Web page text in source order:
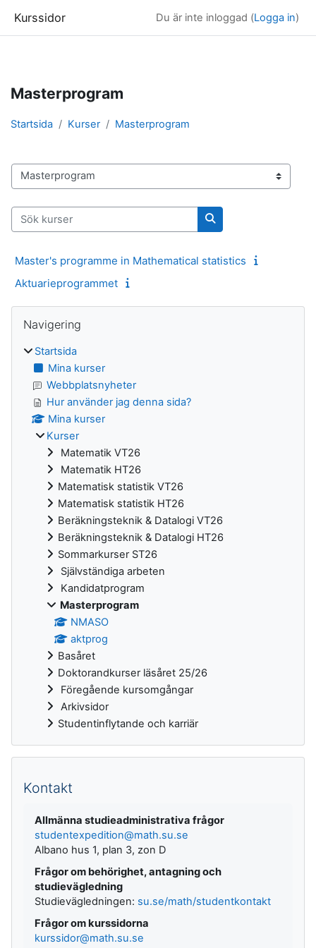
Kurssidor Du är inte inloggad (Logga in)
Masterprogram
Startsida Kurser Masterprogram
Kurskategorier
Sök kurser
Sök kurser
Master's programme in Mathematical statistics
Aktuarieprogrammet
Block
Navigering
Startsida
Mina kurser
Webbplatsnyheter
Hur använder jag denna sida?
Mina kurser
Kurser
Matematik VT26
Matematik HT26
Matematisk statistik VT26
Matematisk statistik HT26
Beräkningsteknik & Datalogi VT26
Beräkningsteknik & Datalogi HT26
Sommarkurser ST26
Självständiga arbeten
Kandidatprogram
Masterprogram
NMASO
aktprog
Basåret
Doktorandkurser läsåret 25/26
Föregående kursomgångar
Arkivsidor
Studentinflytande och karriär
Kontakt
Allmänna studieadministrativa frågor
studentexpedition@math.su.se
Albano hus 1, plan 3, zon D
Frågor om behörighet, antagning och
studievägledning
Studievägledningen: su.se/math/studentkontakt
Frågor om kurssidorna
kurssidor@math.su.se